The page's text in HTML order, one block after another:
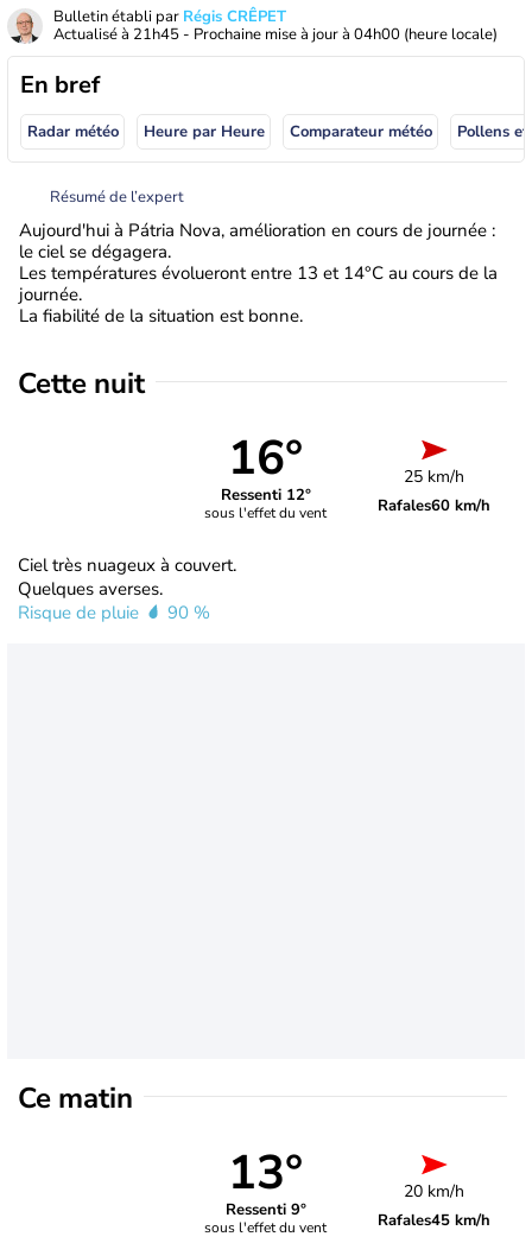
Bulletin établi par Régis CRÊPET
Actualisé à 21h45 - Prochaine mise à jour à 04h00 (heure locale)
En bref
Radar météo Heure par Heure Comparateur météo Pollens
Résumé de l’expert
Aujourd'hui à Pátria Nova, amélioration en cours de journée :
le ciel se dégagera.
Les températures évolueront entre 13 et 14°C au cours de la
journée.
La fiabilité de la situation est bonne.
Cette nuit
16°
Ressenti 12°
sous l'effet du vent
25 km/h
Rafales60 km/h
Ciel très nuageux à couvert.
Quelques averses.
Risque de pluie
90 %
Ce matin
13°
Ressenti 9°
sous l'effet du vent
20 km/h
Rafales45 km/h